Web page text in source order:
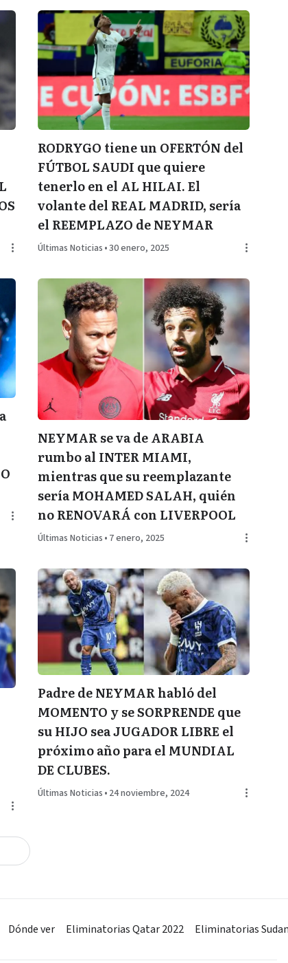
RODRYGO tiene un OFERTÓN del
FÚTBOL SAUDI que quiere
tenerlo en el AL HILAI. El
volante del REAL MADRID, sería
el REEMPLAZO de NEYMAR
Últimas Noticias •30 enero, 2025
NEYMAR se va de ARABIA
rumbo al INTER MIAMI,
mientras que su reemplazante
sería MOHAMED SALAH, quién
no RENOVARÁ con LIVERPOOL
Últimas Noticias • 7 enero, 2025
Padre de NEYMAR habló del
MOMENTO y se SORPRENDE que
su HIJO sea JUGADOR LIBRE el
próximo año para el MUNDIAL
DE CLUBES.
Últimas Noticias • 24 noviembre, 2024
Dónde ver Eliminatorias Qatar 2022 Eliminatorias